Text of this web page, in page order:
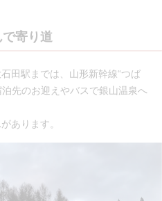
寄り道
田駅までは、山形新幹線“つば
先のお迎えやバスで銀山温泉へ
あります。